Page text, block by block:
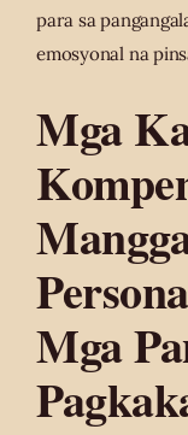
para sa
emosyonal na
Mga
Mga